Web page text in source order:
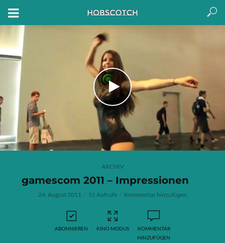
ARCHIV
gamescom 2011 – Impressionen
24. August 2011 51 Aufrufe Kommentar hinzufügen
ABONNIEREN KINO MODUS
KOMMENTAR
HINZUFÜGEN